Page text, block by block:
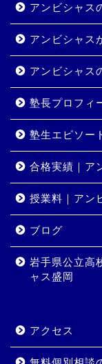
アンビシャス
アンビシャス
アンビシャス
塾長プロフィ
塾生エピソー
合格実績｜ア
授業料｜アン
ブログ
岩手県公立高
ャス盛岡
アクセス